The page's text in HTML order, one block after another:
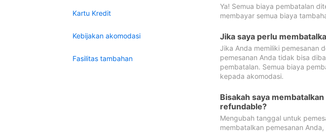
Kartu Kredit
Kebijakan akomodasi
Fasilitas tambahan
Ya! Semua biaya pembatalan
membayar semua biaya
Jika saya perlu
Jika Anda memiliki pemesanan
pemesanan Anda tidak bisa
pembatalan. Semua biaya
kepada akomodasi.
Bisakah saya
refundable?
Mengubah tanggal untuk
membatalkan pemesanan